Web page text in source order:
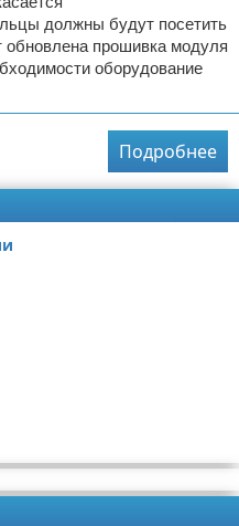
должны будут посетить
прошивка модуля
оборудование
Подробнее